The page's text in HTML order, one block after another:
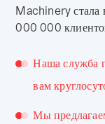
Machinery стала
000 000
Наша служба
вам
Мы